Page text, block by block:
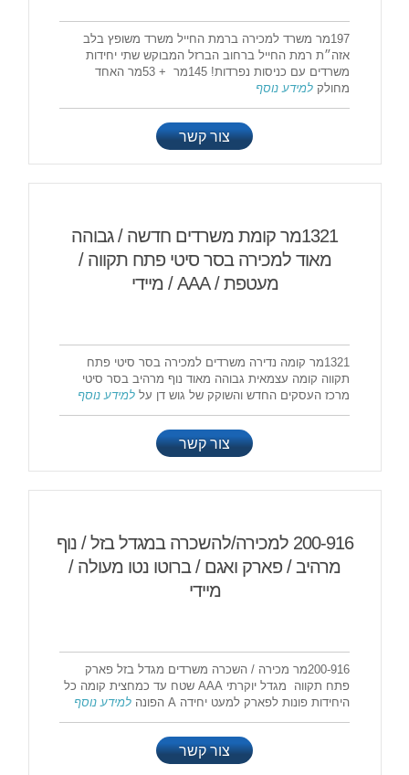
197מר משרד למכירה ברמת החייל משרד משופץ בלב
אזה״ת רמת החייל ברחוב הברזל המבוקש שתי יחידות
משרדים עם כניסות נפרדות! 145מר + 53מר האחד
מחולקלמידע נוסף
צור קשר
1321מר קומת משרדים חדשה / גבוהה
מאוד למכירה בסר סיטי פתח תקווה /
מעטפת / AAA / מיידי
1321מר קומה נדירה משרדים למכירה בסר סיטי פתח
תקווה קומה עצמאית גבוהה מאוד נוף מרהיב בסר סיטי
מרכז העסקים החדש והשוקק של גוש דן עללמידע נוסף
צור קשר
200-916 למכירה/להשכרה במגדל בזל / נוף
מרהיב / פארק ואגם / ברוטו נטו מעולה /
מיידי
200-916מר מכירה / השכרה משרדים מגדל בזל פארק
פתח תקווה מגדל יוקרתי AAA שטח עד כמחצית קומה כל
היחידות פונות לפארק למעט יחידה A הפונה
למידע נוסף
צור קשר